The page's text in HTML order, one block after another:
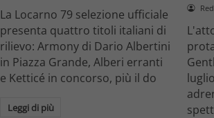
La Locarno 79 selezione ufficiale
presenta quattro titoli italiani di
rilievo: Armony di Dario Albertini
in Piazza Grande, Alberi erranti
e Ketticé in concorso, più il do
Leggi di più